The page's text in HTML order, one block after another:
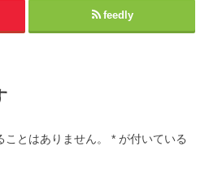
feedly
とはありません。 * が付いている